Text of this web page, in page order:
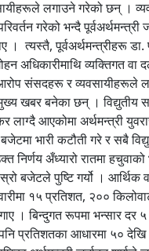
लगाउने गरेको छन् ।
गरेको भन्दै पूर्वअर्थमन्त्री
। त्यस्तै, पूर्वअर्थमन्त्रीहरू
अधिकारीमाथि व्यक्तिगत वा
संसदहरू र व्यवसायीहरूले
खबर बनेका छन् । विद्युतीय
लाग्दै आएकोमा अर्थमन्त्री
भारी कटौती गरे र सबै
निर्णय अँध्यारो रातमा हचुवाको
बजेटले पुष्टि गर्यो । आर्थिक
१५ प्रतिशत, २००
। बिन्दुगत रूपमा भन्सार
प्रतिशतका आधारमा ५०